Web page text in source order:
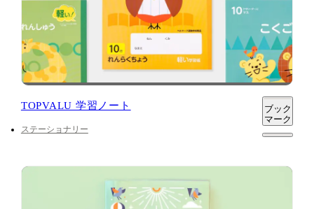
TOPVALU 学習ノート
ステーショナリー
ブック
マーク